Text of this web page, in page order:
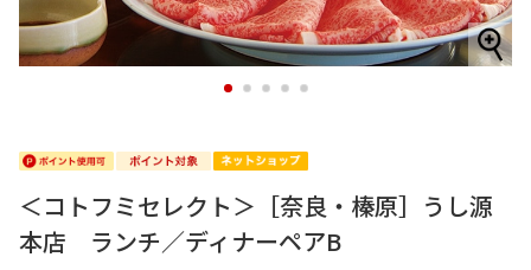
1 2 3 4 5
＜コトフミセレクト＞［奈良・榛原］うし源
本店 ランチ／ディナーペアB